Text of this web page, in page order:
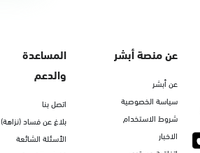
عن منصة أبشر
عن أبشر
سياسة الخصوصية
شروط الاستخدام
الاخبار
المساعدة
والدعم
اتصل بنا
بلاغ عن فساد (نزاهة)
الأسئلة الشائعة